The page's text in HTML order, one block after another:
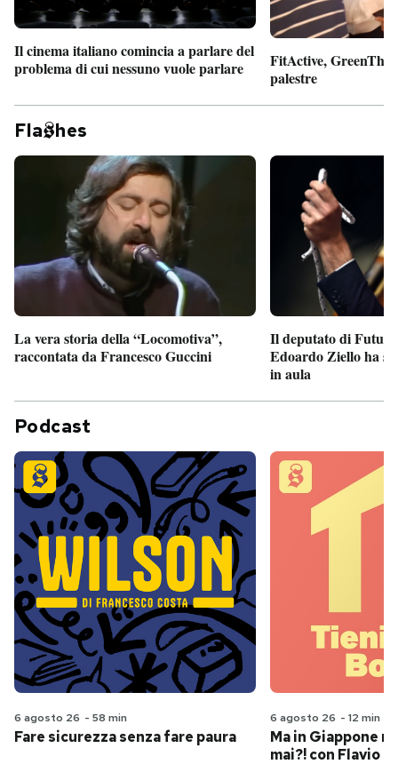
Il cinema italiano comincia a parlare del
problema di cui nessuno vuole parlare
FitActive,
palestre
Fla hes
La vera storia della “Locomotiva”,
raccontata da Francesco Guccini
Il deputato di
Edoardo Ziello ha
in aula
Podcast
6 agosto 26 - 58 min
Fare sicurezza senza fare paura
6 agosto 26 - 12 min
Ma in Giappone
mai?! con Flavio